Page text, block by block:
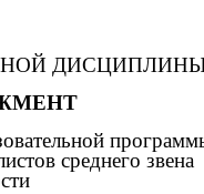
среднего звена